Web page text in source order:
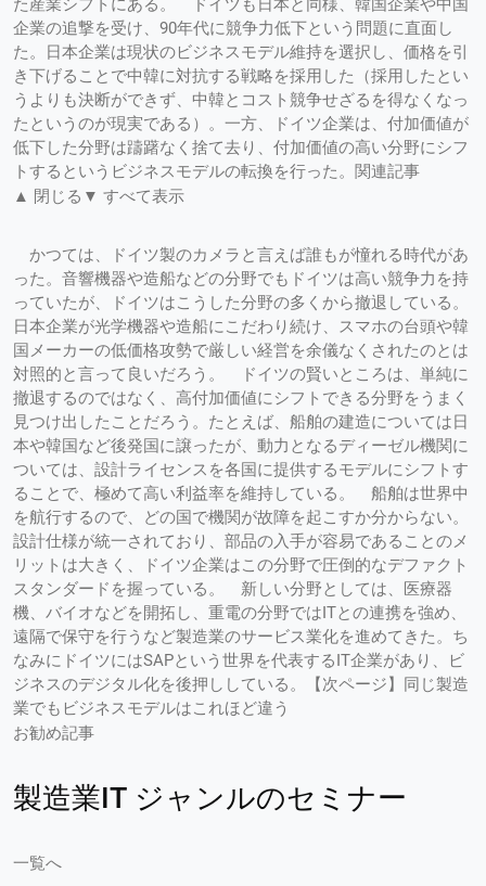
た産業シフトにある。 ドイツも日本と同様、韓国企業や中国
企業の追撃を受け、90年代に競争力低下という問題に直面し
た。日本企業は現状のビジネスモデル維持を選択し、価格を引
き下げることで中韓に対抗する戦略を採用した（採用したとい
うよりも決断ができず、中韓とコスト競争せざるを得なくなっ
たというのが現実である）。一方、ドイツ企業は、付加価値が
低下した分野は躊躇なく捨て去り、付加価値の高い分野にシフ
トするというビジネスモデルの転換を行った。関連記事
▲ 閉じる▼ すべて表示
かつては、ドイツ製のカメラと言えば誰もが憧れる時代があ
った。音響機器や造船などの分野でもドイツは高い競争力を持
っていたが、ドイツはこうした分野の多くから撤退している。
日本企業が光学機器や造船にこだわり続け、スマホの台頭や韓
国メーカーの低価格攻勢で厳しい経営を余儀なくされたのとは
対照的と言って良いだろう。 ドイツの賢いところは、単純に
撤退するのではなく、高付加価値にシフトできる分野をうまく
見つけ出したことだろう。たとえば、船舶の建造については日
本や韓国など後発国に譲ったが、動力となるディーゼル機関に
ついては、設計ライセンスを各国に提供するモデルにシフトす
ることで、極めて高い利益率を維持している。 船舶は世界中
を航行するので、どの国で機関が故障を起こすか分からない。
設計仕様が統一されており、部品の入手が容易であることのメ
リットは大きく、ドイツ企業はこの分野で圧倒的なデファクト
スタンダードを握っている。 新しい分野としては、医療器
機、バイオなどを開拓し、重電の分野ではITとの連携を強め、
遠隔で保守を行うなど製造業のサービス業化を進めてきた。ち
なみにドイツにはSAPという世界を代表するIT企業があり、ビ
ジネスのデジタル化を後押ししている。【次ページ】同じ製造
業でもビジネスモデルはこれほど違う
お勧め記事
製造業IT ジャンルのセミナー
一覧へ